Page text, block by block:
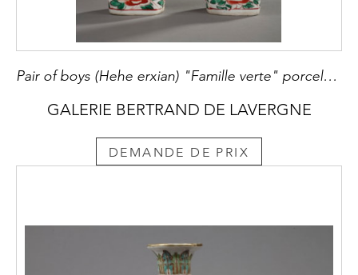
Pair of boys (Hehe erxian) "Famille verte" porcelain - Kangxi period
GALERIE BERTRAND DE LAVERGNE
DEMANDE DE PRIX